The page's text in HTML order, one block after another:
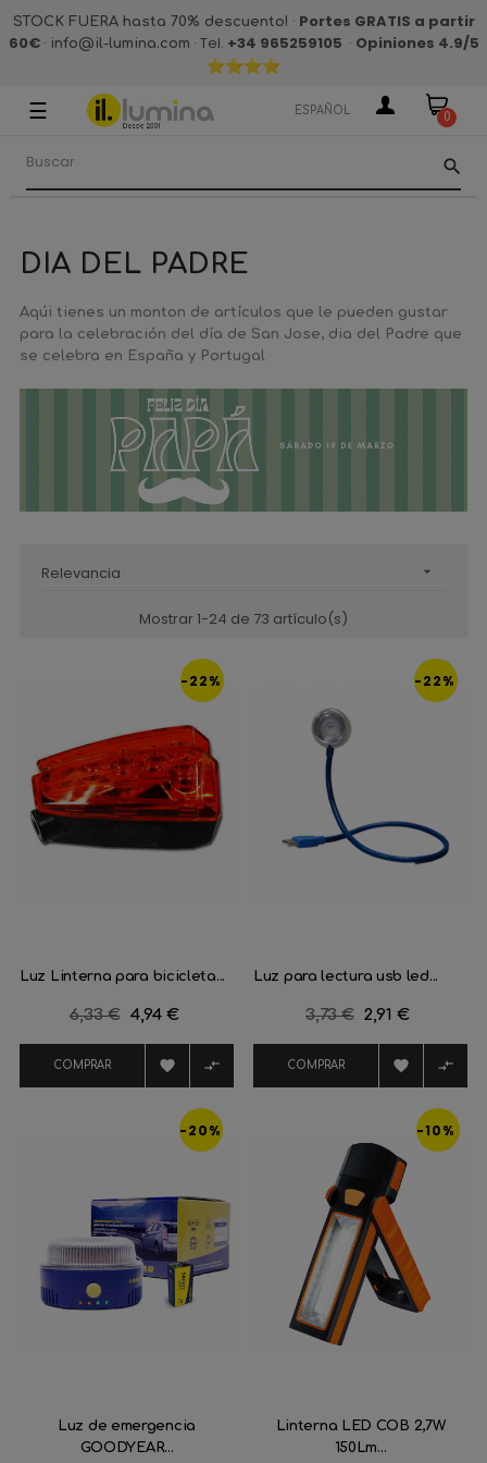
STOCK FUERA hasta 70% descuento! · Portes GRATIS a partir
60€· info@il-lumina.com · Tel. +34 965259105 · Opiniones 4.9/5
Navegación
palanca
☰ ESPAÑOL 0
search
DIA DEL PADRE
Aqúi tienes un monton de artículos que le pueden gustar
para la celebración del día de San Jose, dia del Padre que
se celebra en España y Portugal
Relevancia 
Mostrar 1-24 de 73 artículo(s)
-22%
Luz Linterna para bicicleta...
Precio
6,33 € Precio
4,94 €
COMPRAR  
-22%
Luz para lectura usb led...
Precio
3,73 € Precio
2,91 €
COMPRAR  
-20%
Luz de emergencia
GOODYEAR...
-10%
Linterna LED COB 2,7W
150Lm...